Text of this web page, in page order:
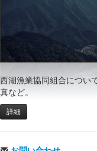
西湖漁業協同組合につい
真など。
詳細